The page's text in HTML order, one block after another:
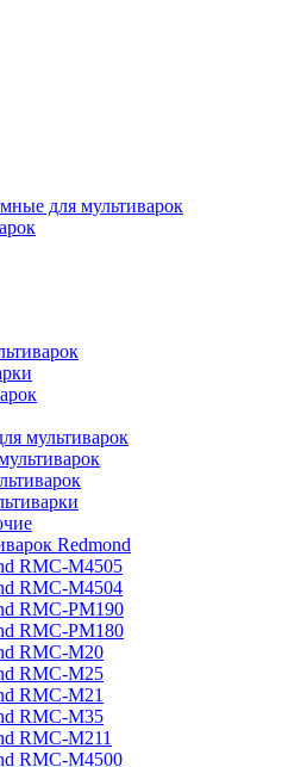
для мультиварок
мультиварок
Redmond
RMC-M4505
RMC-M4504
RMC-PM190
RMC-PM180
RMC-M20
RMC-M25
RMC-M21
RMC-M35
RMC-M211
RMC-M4500